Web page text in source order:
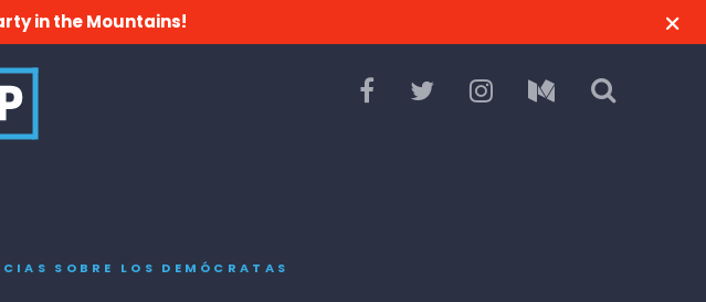
in the Mountains!
SOBRE LOS DEMÓCRATAS